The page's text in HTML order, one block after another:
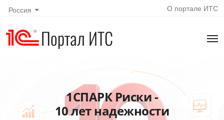
Россия О портале ИТС
Портал ИТС
1СПАРК Риски -
10 лет надежности